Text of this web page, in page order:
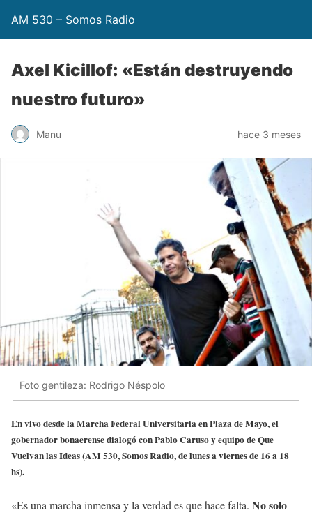
AM 530 – Somos Radio
Axel Kicillof: «Están destruyendo
nuestro futuro»
Manu hace 3 meses
Foto gentileza: Rodrigo Néspolo
En vivo desde la Marcha Federal Universitaria en Plaza de Mayo, el
gobernador bonaerense dialogó con Pablo Caruso y equipo de Que
Vuelvan las Ideas (AM 530, Somos Radio, de lunes a viernes de 16 a 18
hs).
«Es una marcha inmensa y la verdad es que hace falta. No solo